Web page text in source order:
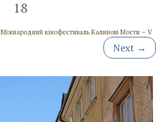
18
Міжнародний кінофестиваль Калинові Мости – V
Next →